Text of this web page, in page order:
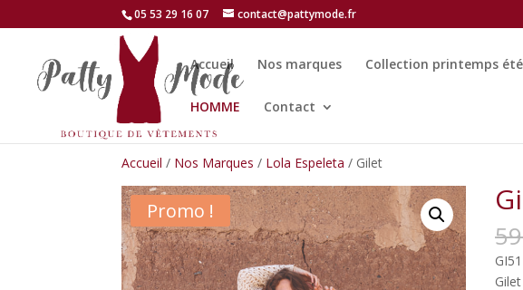
05 53 29 16 07 contact@pattymode.fr
Accueil Nos marques Collection printemps
HOMME Contact
Accueil / Nos Marques / Lola Espeleta / Gilet
Promo !